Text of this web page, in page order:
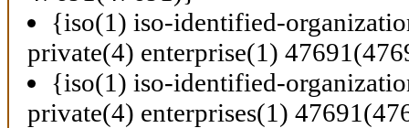
{iso(1) iso-identified-
private(4) enterprise(1)
{iso(1) iso-identified-
private(4) enterprises(1)